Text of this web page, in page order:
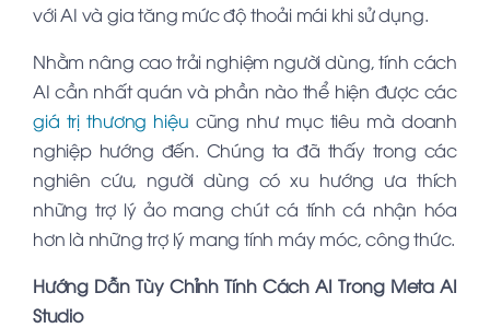
với AI và gia tăng mức độ thoải mái khi sử dụng.
Nhằm nâng cao trải nghiệm người dùng, tính cách
AI cần nhất quán và phần nào thể hiện được các
giá trị thương hiệu cũng như mục tiêu mà doanh
nghiệp hướng đến. Chúng ta đã thấy trong các
nghiên cứu, người dùng có xu hướng ưa thích
những trợ lý ảo mang chút cá tính cá nhận hóa
hơn là những trợ lý mang tính máy móc, công thức.
Hướng Dẫn Tùy Chỉnh Tính Cách AI Trong Meta AI
Studio